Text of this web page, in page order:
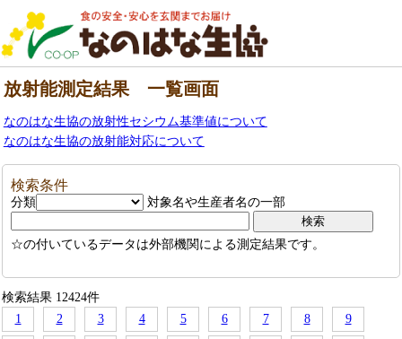
放射能測定結果 一覧画面
なのはな生協の放射性セシウム基準値について
なのはな生協の放射能対応について
検索条件
分類 対象名や生産者名の一部
☆の付いているデータは外部機関による測定結果です。
検索結果 12424件
1
2 3 4 5 6 7 8 9